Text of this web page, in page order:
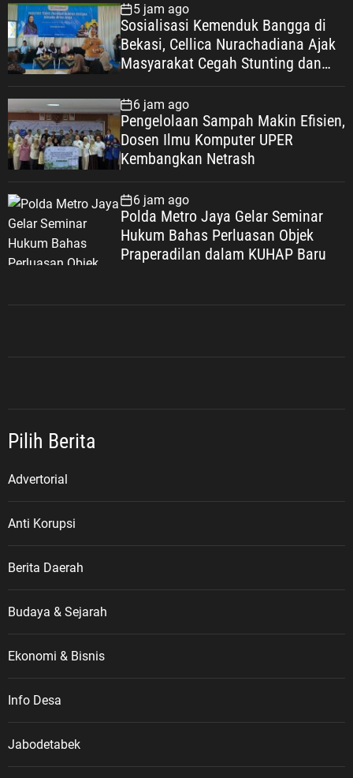
5 jam ago
Sosialisasi Kemenduk Bangga di
Bekasi, Cellica Nurachadiana Ajak
Masyarakat Cegah Stunting dan
6 jam ago
Pengelolaan Sampah Makin Efisien,
Dosen Ilmu Komputer UPER
Kembangkan Netrash
6 jam ago
Polda Metro Jaya Gelar Seminar
Hukum Bahas Perluasan Objek
Praperadilan dalam KUHAP Baru
Pilih Berita
Advertorial
Anti Korupsi
Berita Daerah
Budaya & Sejarah
Ekonomi & Bisnis
Info Desa
Jabodetabek